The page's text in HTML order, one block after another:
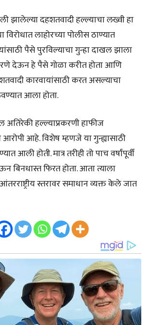
झालेल्या दहशतवादी हल्ल्याचा लख्वी हा
विरोधात लाहोरच्या पोलीस ठाण्यात
पैसे पुरविल्याचा गुन्हा दाखल झाला
देऊन हे पैसे गोळा करीत होता आणि
कारवायांसाठी करत असल्याचा
आला होता.
अतिरेकी हल्ल्याप्रकरणी हाफीज
आहे. विशेष म्हणजे या गुन्ह्यासाठी
आली होती. मात्र तरीही तो पाच वर्षांपूर्वी
बिनधास्त फिरत होता. आता त्याला
स्तरावर समाधान व्यक्त केले जात